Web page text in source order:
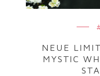
NEUE
MYSTIC